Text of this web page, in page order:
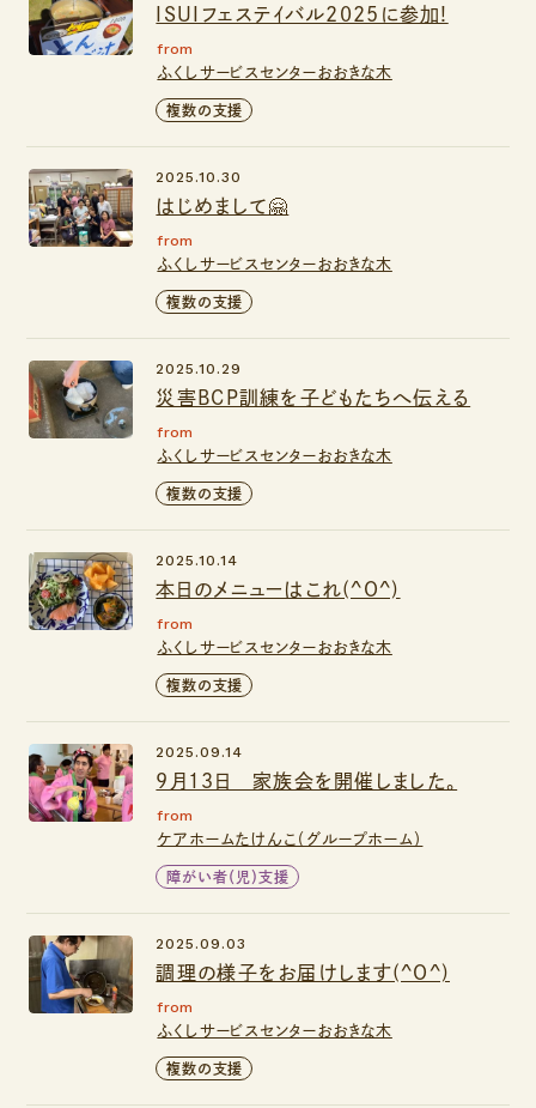
ISUIフェステｲバル2025に参加!
from
ふくしサービスセンターおおきな木
複数の支援
はじめまして🤗
2025.10.30
from
ふくしサービスセンターおおきな木
複数の支援
災害BCP訓練を子どもたちへ伝える
2025.10.29
from
ふくしサービスセンターおおきな木
複数の支援
本日のメニューはこれ(^O^)
2025.10.14
from
ふくしサービスセンターおおきな木
複数の支援
9月１３日 家族会を開催しました。
2025.09.14
from
ケアホームたけんこ（グループホーム）
障がい者（児）支援
調理の様子をお届けします(^O^)
2025.09.03
from
ふくしサービスセンターおおきな木
複数の支援